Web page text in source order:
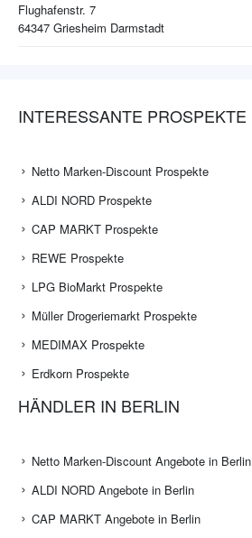
Flughafenstr. 7
64347 Griesheim Darmstadt
INTERESSANTE PROSPEKTE
Netto Marken-Discount Prospekte
ALDI NORD Prospekte
CAP MARKT Prospekte
REWE Prospekte
LPG BioMarkt Prospekte
Müller Drogeriemarkt Prospekte
MEDIMAX Prospekte
Erdkorn Prospekte
HÄNDLER IN BERLIN
Netto Marken-Discount Angebote in Berlin
ALDI NORD Angebote in Berlin
CAP MARKT Angebote in Berlin